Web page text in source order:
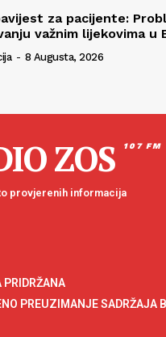
za pacijente:
važnim lijekovima u
- 8 Augusta, 2026
ZOS 107 FM
provjerenih informacija
PRIDRŽANA
PREUZIMANJE SADRŽAJA